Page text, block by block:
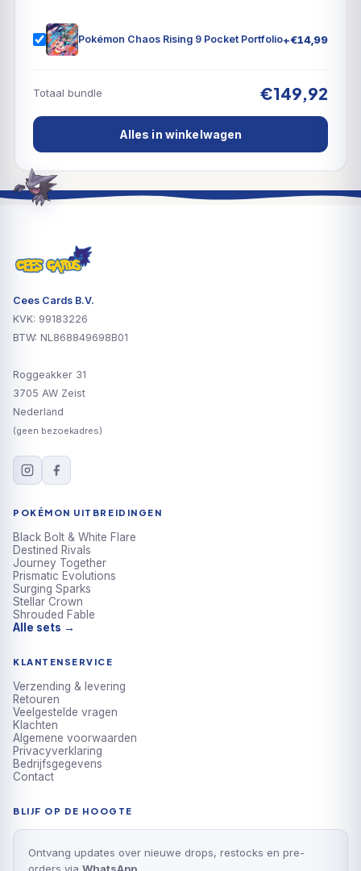
Pokémon Chaos Rising 9 Pocket Portfolio+€14,99
Totaal bundle €149,92
Alles in winkelwagen
Cees Cards B.V.
KVK: 99183226
BTW: NL868849698B01
Roggeakker 31
3705 AW Zeist
Nederland
(geen bezoekadres)
POKÉMON UITBREIDINGEN
Black Bolt & White Flare
Destined Rivals
Journey Together
Prismatic Evolutions
Surging Sparks
Stellar Crown
Shrouded Fable
Alle sets →
KLANTENSERVICE
Verzending & levering
Retouren
Veelgestelde vragen
Klachten
Algemene voorwaarden
Privacyverklaring
Bedrijfsgegevens
Contact
BLIJF OP DE HOOGTE
Ontvang updates over nieuwe drops, restocks en pre-